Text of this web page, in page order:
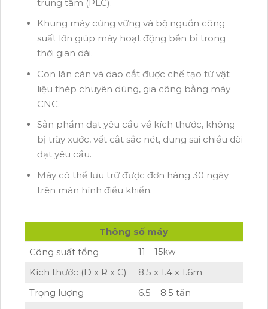
trung tâm (PLC).
Khung máy cứng vững và bộ nguồn công
suất lớn giúp máy hoạt động bền bỉ trong
thời gian dài.
Con lăn cán và dao cắt được chế tạo từ vật
liệu thép chuyên dùng, gia công bằng máy
CNC.
Sản phẩm đạt yêu cầu về kích thước, không
bị trày xước, vết cắt sắc nét, dung sai chiều dài
đạt yêu cầu.
Máy có thể lưu trữ được đơn hàng 30 ngày
trên màn hình điều khiển.
Thông số máy
Công suất tổng
11 – 15kw
Kích thước (D x R x C)
8.5 x 1.4 x 1.6m
Trọng lượng
6.5 – 8.5 tấn